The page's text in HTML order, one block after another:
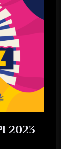
2023